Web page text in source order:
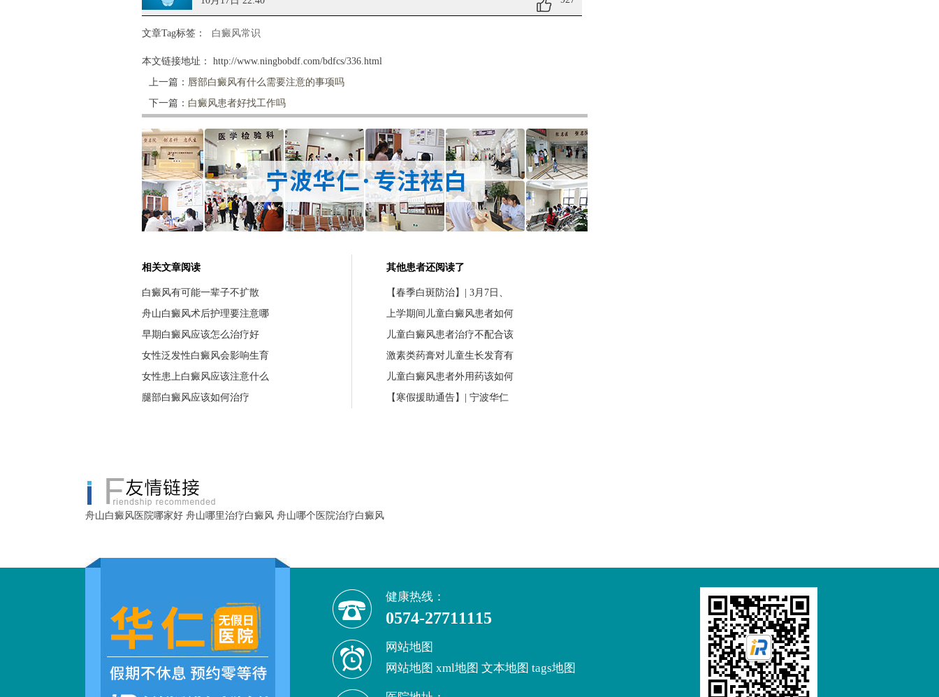
文章Tag标签： 白癜风常识
本文链接地址：
http://www.ningbobdf.com/bdfcs/336.html
上一篇： 唇部白癜风有什么需要注意的事项吗
下一篇： 白癜风患者好找工作吗
相关文章阅读
白癜风有可能一辈子不扩散
舟山白癜风术后护理要注意哪
早期白癜风应该怎么治疗好
女性泛发性白癜风会影响生育
女性患上白癜风应该注意什么
腿部白癜风应该如何治疗
其他患者还阅读了
【春季白斑防治】| 3月7日、
上学期间儿童白癜风患者如何
儿童白癜风患者治疗不配合该
激素类药膏对儿童生长发育有
儿童白癜风患者外用药该如何
【寒假援助通告】| 宁波华仁
舟山白癜风医院哪家好 舟山哪里治疗白癜风 舟山哪个医院治疗白癜风
健康热线：
0574-27711115
网站地图
网站地图 xml地图 文本地图 tags地图